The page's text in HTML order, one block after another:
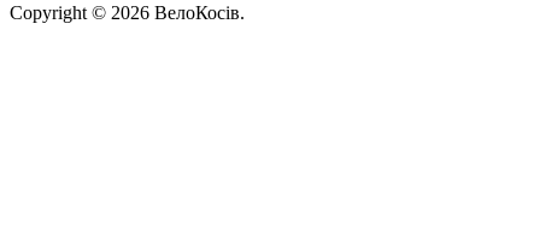
Copyright © 2026 ВелоКосів.